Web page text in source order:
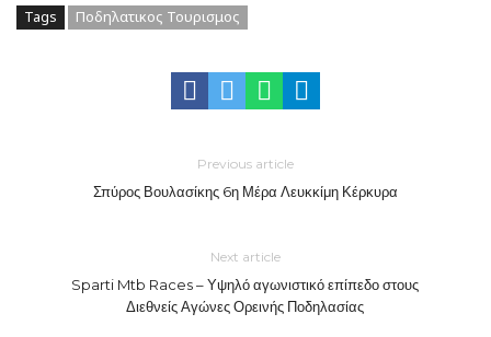
Tags Ποδηλατικος Τουρισμος
Previous article
Σπύρος Βουλασίκης 6η Μέρα Λευκκίμη Κέρκυρα
Next article
Sparti Mtb Races – Υψηλό αγωνιστικό επίπεδο στους
Διεθνείς Αγώνες Ορεινής Ποδηλασίας